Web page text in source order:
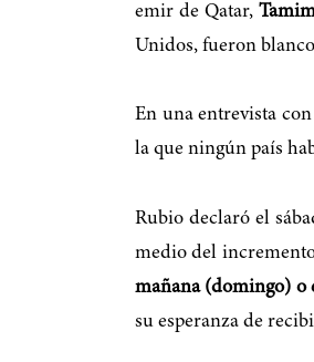
emir de Qatar,
Unidos, fueron
En una entrevista
la que ningún país
Rubio declaró el
medio del
mañana (domingo) o
su esperanza de